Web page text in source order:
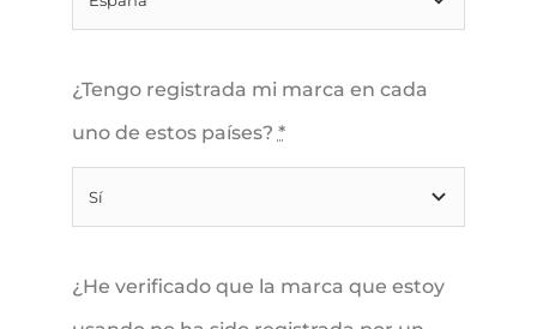
¿Tengo registrada mi marca en cada
uno de estos países? *
¿He verificado que la marca que estoy